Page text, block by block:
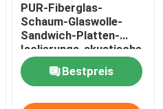
PUR-Fiberglas-
Schaum-Glaswolle-
Sandwich-Platten-
Isolierungs-akustische
Wand-Deckung
Bestpreis